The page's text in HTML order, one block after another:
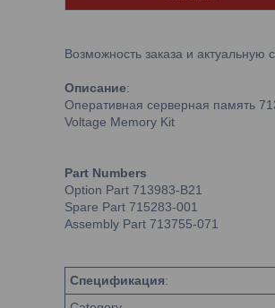
Возможность заказа и актуальную
Описание:
Оперативная серверная память
Voltage Memory Kit
Part Numbers
Option Part 713983-B21
Spare Part 715283-001
Assembly Part 713755-071
Спецификация: